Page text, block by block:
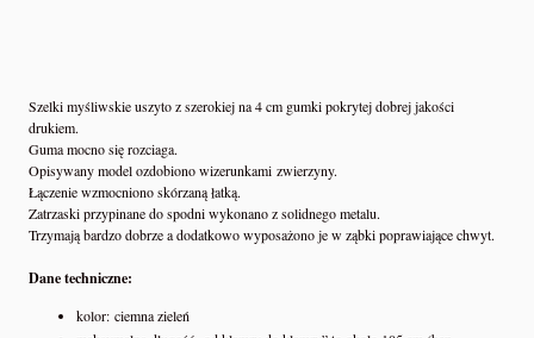
Szelki myśliwskie uszyto z szerokiej na 4 cm gumki pokrytej dobrej jakości
drukiem.
Guma mocno się rozciaga.
Opisywany model ozdobiono wizerunkami zwierzyny.
Łączenie wzmocniono skórzaną łatką.
Zatrzaski przypinane do spodni wykonano z solidnego metalu.
Trzymają bardzo dobrze a dodatkowo wyposażono je w ząbki poprawiające chwyt.
Dane techniczne:
kolor: ciemna zieleń